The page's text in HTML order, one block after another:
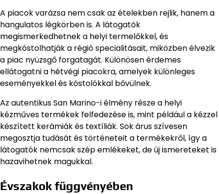
A piacok varázsa nem csak az ételekben rejlik, hanem a
hangulatos légkörben is. A látogatók
megismerkedhetnek a helyi termelőkkel, és
megkóstolhatják a régió specialitásait, miközben élvezik
a piac nyüzsgő forgatagát. Különösen érdemes
ellátogatni a hétvégi piacokra, amelyek különleges
eseményekkel és kóstolókkal bővülnek.
Az autentikus San Marino-i élmény része a helyi
kézműves termékek felfedezése is, mint például a kézzel
készített kerámiák és textíliák. Sok árus szívesen
megosztja tudását és történeteit a termékekről, így a
látogatók nemcsak szép emlékeket, de új ismereteket is
hazavihetnek magukkal.
Évszakok függvényében